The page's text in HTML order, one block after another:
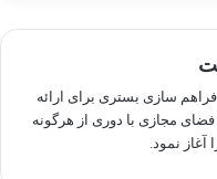
از سال 1398 با هدف فراهم سازی بستری برای ارائه
مجازی با دوری از هرگونه
آغاز نمود.